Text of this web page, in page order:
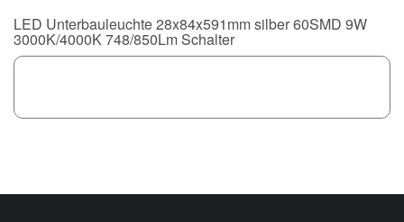
LED Unterbauleuchte 28x84x591mm silber 60SMD 9W
3000K/4000K 748/850Lm Schalter